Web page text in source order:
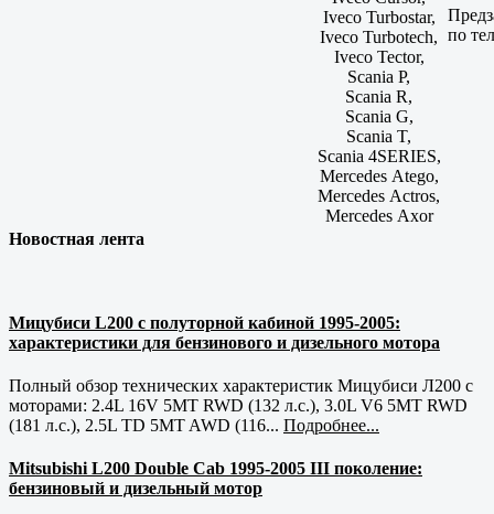
Iveco Turbostar,
Iveco Turbotech,
Iveco Tector,
Scania P,
Scania R,
Scania G,
Scania T,
Scania 4SERIES,
Mercedes Atego,
Mercedes Actros,
Mercedes Axor
по
Новостная лента
Мицубиси L200 с полуторной кабиной 1995-2005:
характеристики для бензинового и дизельного мотора
Полный обзор технических характеристик Мицубиси Л200 с
моторами: 2.4L 16V 5MT RWD (132 л.с.), 3.0L V6 5MT RWD
(181 л.с.), 2.5L TD 5MT AWD (116... Подробнее...
Mitsubishi L200 Double Cab 1995-2005 III поколение:
бензиновый и дизельный мотор